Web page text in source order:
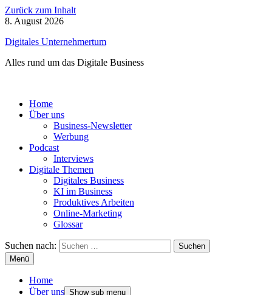
Zurück zum Inhalt
8. August 2026
Digitales Unternehmertum
Alles rund um das Digitale Business
Home
Über uns
Business-Newsletter
Werbung
Podcast
Interviews
Digitale Themen
Digitales Business
KI im Business
Produktives Arbeiten
Online-Marketing
Glossar
Suchen nach:
Menü
Home
Über uns Show sub menu